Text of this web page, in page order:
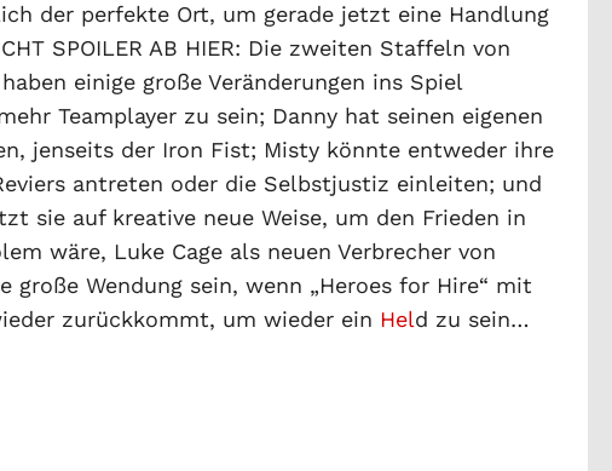
der perfekte Ort, um gerade jetzt eine Handlung
SPOILER AB HIER: Die zweiten Staffeln von
einige große Veränderungen ins Spiel
Teamplayer zu sein; Danny hat seinen eigenen
jenseits der Iron Fist; Misty könnte entweder ihre
antreten oder die Selbstjustiz einleiten; und
sie auf kreative neue Weise, um den Frieden in
wäre, Luke Cage als neuen Verbrecher von
Wendung sein, wenn „Heroes for Hire“ mit
zurückkommt, um wieder ein Held zu sein…